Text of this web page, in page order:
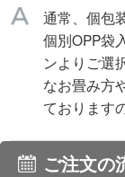
通常、個包
個別OPP袋
ンよりご選
なお畳み方
ております
ご注文の